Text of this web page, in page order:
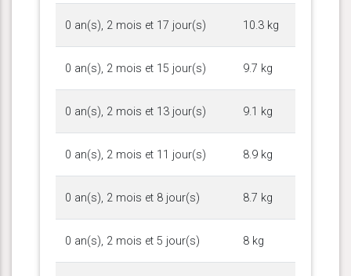
0 an(s), 2 mois et 17 jour(s) 10.3 kg
0 an(s), 2 mois et 15 jour(s) 9.7 kg
0 an(s), 2 mois et 13 jour(s) 9.1 kg
0 an(s), 2 mois et 11 jour(s) 8.9 kg
0 an(s), 2 mois et 8 jour(s) 8.7 kg
0 an(s), 2 mois et 5 jour(s) 8 kg